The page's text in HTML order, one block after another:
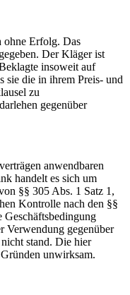
ohne Erfolg. Das
Der Kläger ist
insoweit auf
sie die in ihrem Preis- und
zu
gegenüber
anwendbaren
handelt es sich um
§§ 305 Abs. 1 Satz 1,
Kontrolle nach den §§
Verwendung gegenüber
stand. Die hier
unwirksam.